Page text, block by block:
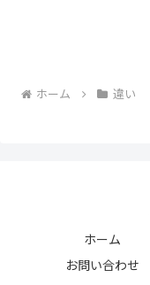
ホーム 違い
ホーム
お問い合わせ